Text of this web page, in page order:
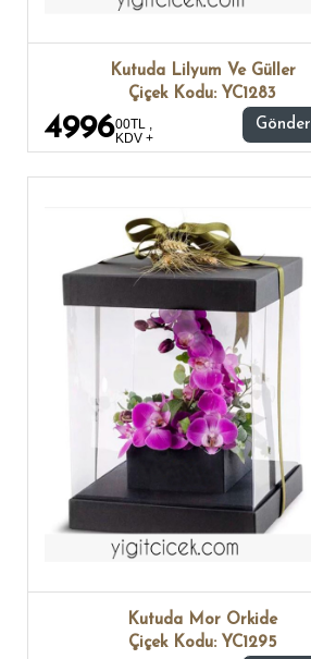
Kutuda Lilyum Ve Güller
Çiçek Kodu: YC1283
499600TL ,
KDV +
Gönder
Kutuda Mor Orkide
Çiçek Kodu: YC1295